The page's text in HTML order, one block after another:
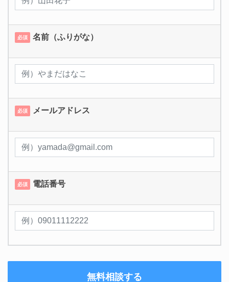
必須 名前（ふりがな）
必須 メールアドレス
必須 電話番号